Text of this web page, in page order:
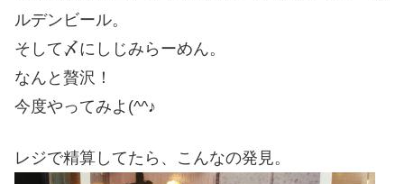
ルデンビール。
そして〆にしじみらーめん。
なんと贅沢！
今度やってみよ(^^♪
レジで精算してたら、こんなの発見。